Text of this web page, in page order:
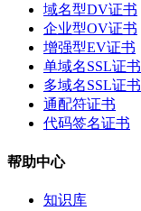
域名型DV证书
企业型OV证书
增强型EV证书
单域名SSL证书
多域名SSL证书
通配符证书
代码签名证书
帮助中心
知识库